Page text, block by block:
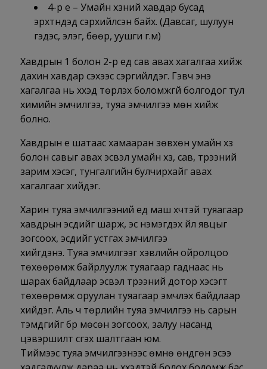
4-р үе – Умайн хүзүүний хавдар бусад
эрхтнүүдэд үсэрхийлсэн байх. (Давсаг, шулуун
гэдэс, элэг, бөөр, уушги г.м)
Хавдрын 1 болон 2-р үед сав авах хагалгаа хийж
дахин хавдар үүсэхээс сэргийлдэг. Гэвч энэ
хагалгаа нь хүүхэд төрүүлэх боломжгүй болгодог тул
химийн эмчилгээ, туяа эмчилгээ мөн хийж
болно.
Хавдрын үе шатаас хамааран зөвхөн умайн хүзүү
болон савыг авах эсвэл умайн хүзүү, сав, үтрээний
зарим хэсэг, тунгалгийн булчирхайг авах
хагалгааг хийдэг.
Харин туяа эмчилгээний үед маш хүчтэй туяагаар
хавдрын эсүүдийг шарж, эс нэмэгдэх үйл явцыг
зогсоох, эсүүдийг устгах эмчилгээ
хийгдэнэ. Туяа эмчилгээг хэвлийн ойролцоо
төхөөрөмж байрлуулж туяагаар гаднаас нь
шарах байдлаар эсвэл үтрээний дотор хэсэгт
төхөөрөмж оруулан туяагаар эмчлэх байдлаар
хийдэг. Аль ч төрлийн туяа эмчилгээ нь сарын
тэмдгийг бүр мөсөн зогсоох, залуу насанд
цэвэршилт үүсгэх шалтгаан юм.
Тиймээс туяа эмчилгээнээс өмнө өндгөн эсээ